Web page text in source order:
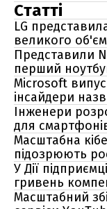
Статті
LG
великого
Представили
перший
Microsoft
інсайдери
Інженери
для
Масштабна
підозрюють
У Дії
гривень
Масштабний